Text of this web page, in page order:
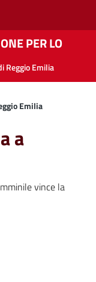
PER LO
Reggio Emilia
Emilia
a
vince la